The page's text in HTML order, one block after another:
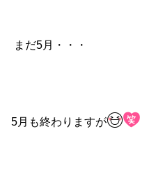
まだ5月・・・
5月も終わりますが